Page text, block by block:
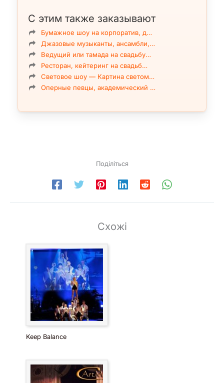
С этим также заказывают
Бумажное шоу на корпоратив, д…
Джазовые музыканты, ансамбли,…
Ведущий или тамада на свадьбу…
Ресторан, кейтеринг на свадьб…
Световое шоу — Картина светом…
Оперные певцы, академический …
Поділіться
Схожі
Keep Balance